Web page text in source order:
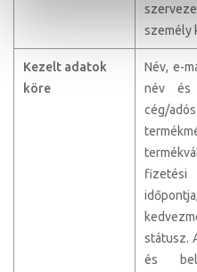
személy
Kezelt adatok
köre
Név, e-
név és
cég/
fizetési
státusz.
és